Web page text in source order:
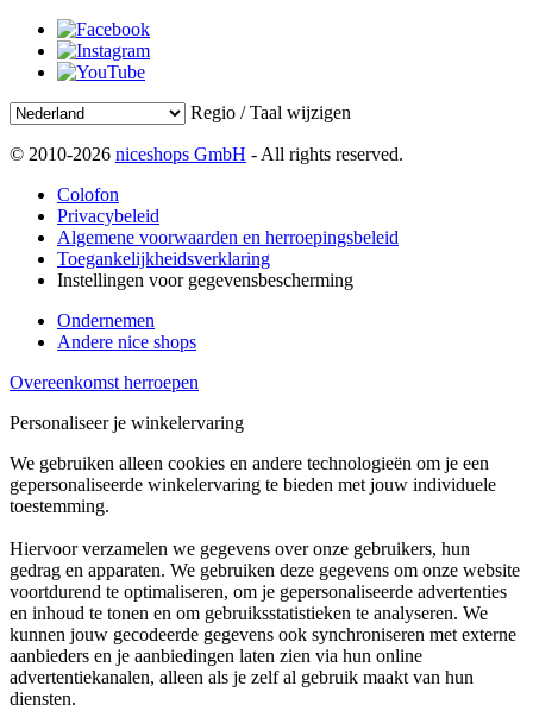
Regio / Taal wijzigen
© 2010-2026 niceshops GmbH - All rights reserved.
Colofon
Privacybeleid
Algemene voorwaarden en herroepingsbeleid
Toegankelijkheidsverklaring
Instellingen voor gegevensbescherming
Ondernemen
Andere nice shops
Overeenkomst herroepen
Personaliseer je winkelervaring
We gebruiken alleen cookies en andere technologieën om je een
gepersonaliseerde winkelervaring te bieden met jouw individuele
toestemming.
Hiervoor verzamelen we gegevens over onze gebruikers, hun
gedrag en apparaten. We gebruiken deze gegevens om onze website
voortdurend te optimaliseren, om je gepersonaliseerde advertenties
en inhoud te tonen en om gebruiksstatistieken te analyseren. We
kunnen jouw gecodeerde gegevens ook synchroniseren met externe
aanbieders en je aanbiedingen laten zien via hun online
advertentiekanalen, alleen als je zelf al gebruik maakt van hun
diensten.